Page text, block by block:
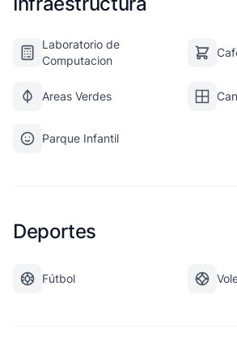
Laboratorio de
Computacion
Areas Verdes
Parque Infantil
Deportes
Fútbol